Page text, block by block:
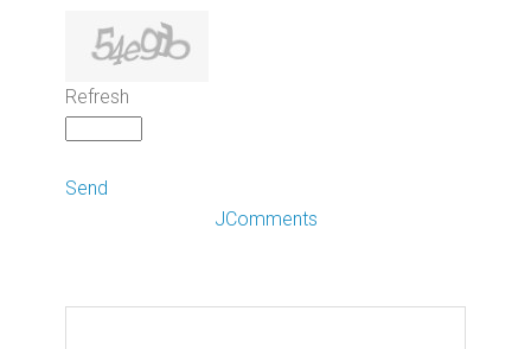
Refresh
Send
JComments